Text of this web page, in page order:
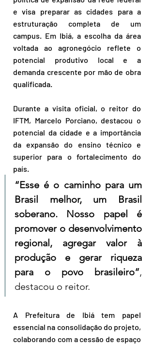
e visa preparar as cidades para a
estruturação completa de um
campus. Em Ibiá, a escolha da área
voltada ao agronegócio reflete o
potencial produtivo local e a
demanda crescente por mão de obra
qualificada.
Durante a visita oficial, o reitor do
IFTM, Marcelo Porciano, destacou o
potencial da cidade e a importância
da expansão do ensino técnico e
superior para o fortalecimento do
país.
“Esse é o caminho para um
Brasil melhor, um Brasil
soberano. Nosso papel é
promover o desenvolvimento
regional, agregar valor à
produção e gerar riqueza
para o povo brasileiro”,
destacou o reitor.
A Prefeitura de Ibiá tem papel
essencial na consolidação do projeto,
colaborando com a cessão de espaço